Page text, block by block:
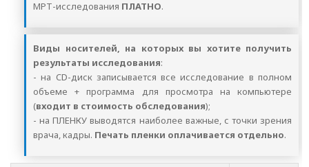
МРТ-исследования ПЛАТНО.
Виды носителей, на которых вы хотите получить
результаты исследования:
- на CD-диск записывается все исследование в полном
объеме + программа для просмотра на компьютере
(входит в стоимость обследования);
- на ПЛЕНКУ выводятся наиболее важные, с точки зрения
врача, кадры. Печать пленки оплачивается отдельно.